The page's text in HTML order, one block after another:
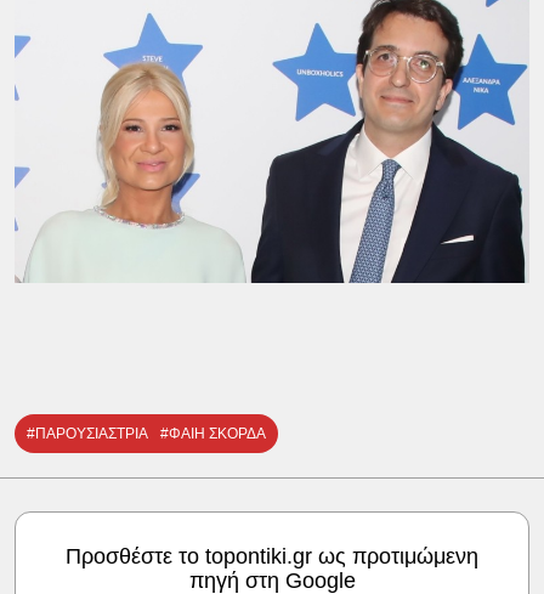
#ΠΑΡΟΥΣΙΑΣΤΡΙΑ #ΦΑΙΗ ΣΚΟΡΔΑ
Προσθέστε το topontiki.gr ως προτιμώμενη
πηγή στη Google